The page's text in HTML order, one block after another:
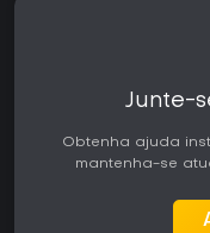
Junte-
Obtenha ajuda
mantenha-se